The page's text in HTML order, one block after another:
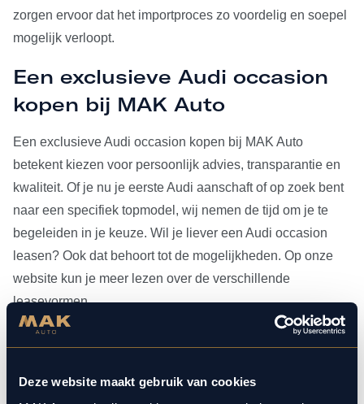
Deze website maakt gebruik van cookies
zorgen ervoor dat het importproces zo voordelig en soepel
mogelijk verloopt.
Een exclusieve Audi occasion
kopen bij MAK Auto
Een exclusieve Audi occasion kopen bij MAK Auto
betekent kiezen voor persoonlijk advies, transparantie en
kwaliteit. Of je nu je eerste Audi aanschaft of op zoek bent
naar een specifiek topmodel, wij nemen de tijd om je te
begeleiden in je keuze. Wil je liever een Audi occasion
leasen? Ook dat behoort tot de mogelijkheden. Op onze
website kun je meer lezen over de verschillende
leasevormen.
Heb je je Audi occasion eenmaal gevonden, dan kun je
aangesloten bij Bosch Car Service, beschikken onze